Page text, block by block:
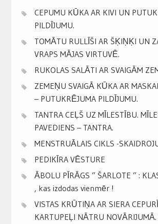
CEPUMU KŪKA AR KIVI UN
PILDĪJUMU.
TOMĀTU RULLĪŠI AR ŠĶIŅĶI UN
VRAPS MĀJAS VIRTUVĒ.
RUKOLAS SALĀTI AR SVAIGĀM
ZEMEŅU SVAIGĀ KŪKA AR
– PUTUKRĒJUMA PILDĪJUMU.
TANTRA CEĻŠ UZ MĪLESTĪBU.
PAVEDIENS – TANTRA.
MENSTRUĀLAIS CIKLS -
PEDIKĪRA VĒSTURE
ĀBOLU PĪRĀGS ” ŠARLOTE ” :
, kas izdodas vienmēr !
VISTAS KRŪTIŅA AR SIERA
KARTUPEĻI NĀTRU